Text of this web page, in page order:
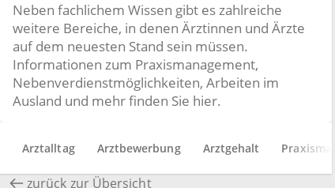
Neben fachlichem Wissen gibt es zahlreiche
weitere Bereiche, in denen Ärztinnen und Ärzte
auf dem neuesten Stand sein müssen.
Informationen zum Praxismanagement,
Nebenverdienstmöglichkeiten, Arbeiten im
Ausland und mehr finden Sie hier.
Arztalltag Arztbewerbung Arztgehalt
zurück zur Übersicht